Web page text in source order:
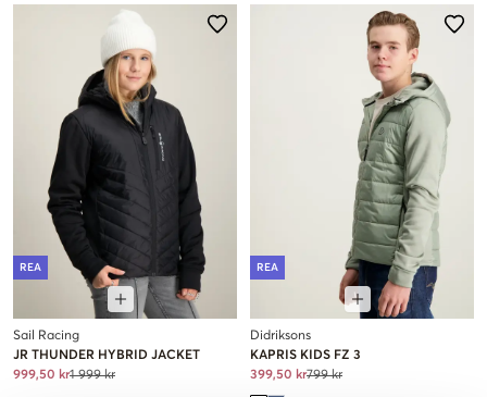
REA
Sail Racing
JR THUNDER HYBRID JACKET
999,50 kr1 999 kr
REA
Didriksons
KAPRIS KIDS FZ 3
399,50 kr799 kr